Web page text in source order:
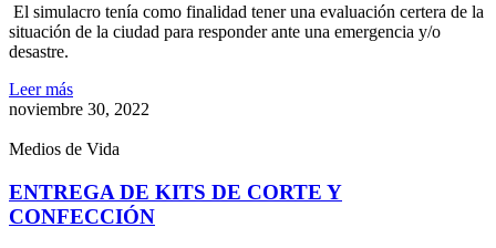
El simulacro tenía como finalidad tener una evaluación certera de la
situación de la ciudad para responder ante una emergencia y/o
desastre.
Leer más
noviembre 30, 2022
Medios de Vida
ENTREGA DE KITS DE CORTE Y
CONFECCIÓN